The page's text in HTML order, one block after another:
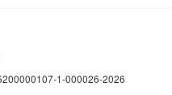
1-000026-2026